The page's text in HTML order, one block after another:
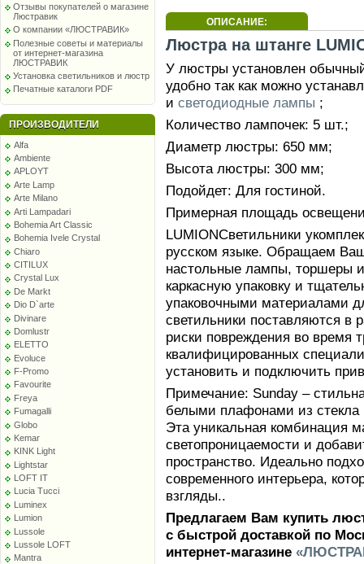
Отзывы покупателей о магазине
Люстравик
О компании «ЛЮСТРАВИК»
Полезные советы и материалы
от интернет-магазина
ЛЮСТРАВИК
Установка светильников и люстр
Печатные каталоги PDF
ПРОИЗВОДИТЕЛИ
Alfa
Ambiente
APLOYT
Arte Lamp
Arte Milano
Arti Lampadari
Bohemia Art Classic
Bohemia Ivele Crystal
Chiaro
CITILUX
Crystal Lux
De Markt
Dio D`arte
Divinare
Domlustr
ELETTO
Evoluce
F-Promo
Favourite
Freya
Fumagalli
Globo
Kemar
KINK Light
Lightstar
LOFT IT
Lucia Tucci
Luminex
Lumion
Lussole
Lussole LOFT
Mantra
ОПИСАНИЕ:
Люстра на штанге
У люстры установлен
удобно так как можно
и светодиодные лампы ;
Количество лампочек: 5 шт.;
Диаметр люстры: 650 мм;
Высота люстры: 300 мм;
Подойдет: Для гостиной.
Примерная площадь
LUMIONСветильники
русском языке. Обращаем
настольные лампы, торшеры
каркасную упаковку и
упаковочными материалами
светильники поставляются в
риски повреждения во время
квалифицированных
установить и подключить
Примечание: Sunday –
белыми плафонами из стекла
Эта уникальная комбинация
светопроницаемости и
пространство. Идеально
современного интерьера,
взгляды..
Предлагаем Вам купить
с быстрой доставкой по
интернет-магазине